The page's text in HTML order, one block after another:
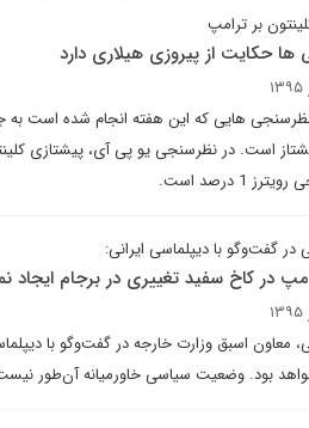
بر ترامپ
حکایت از پیروزی هیلاری دارد
1 درصد است.
گفت‌و‌گو با دیپلماسی ایرانی:
در کاخ سفید تغییری در برجام ایجاد
معاون اسبق وزارت خارجه در گفت‌وگو با
بود. وضعیت سیاسی خاورمیانه آن‌طور نیست